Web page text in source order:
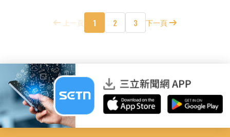
上一頁 1 2 3 下一頁